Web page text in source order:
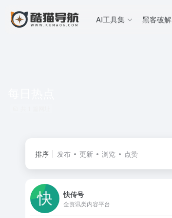
AI工具集 黑客破解
排序 发布 更新 浏览 点赞
快传号
全资讯类内容平台